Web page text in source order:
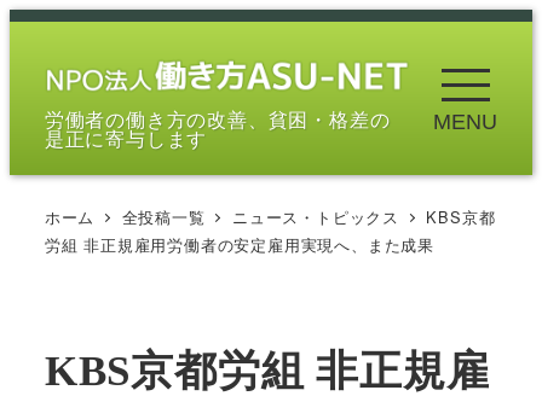
メ
労働者の働き方の改善、貧困・格差の
是正に寄与します
MENU
ホーム 全投稿一覧 ニュース・トピックス
KBS京都
労組 非正規雇用労働者の安定雇用実現へ、また成果
KBS京都労組 非正規雇